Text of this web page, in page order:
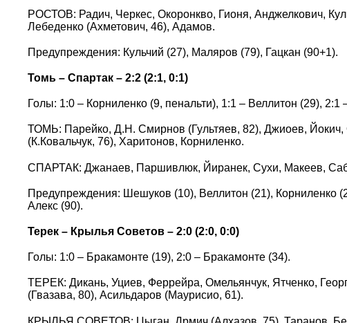
РОСТОВ: Радич, Черкес, Окоронкво, Гионя, Анджелкович,
Лебеденко (Ахметович, 46), Адамов.
Предупреждения: Кульчий (27), Маляров (79), Гацкан (90+1).
Томь – Спартак – 2:2 (2:1, 0:1)
Голы: 1:0 – Корниленко (9, пенальти), 1:1 – Веллитон (29),
ТОМЬ: Парейко, Д.Н. Смирнов (Гультяев, 82), Джиоев, Йокич,
(К.Ковальчук, 76), Харитонов, Корниленко.
СПАРТАК: Джанаев, Паршивлюк, Йиранек, Сухи, Макеев,
Предупреждения: Шешуков (10), Веллитон (21), Корниленко
Алекс (90).
Терек – Крылья Советов – 2:0 (2:0, 0:0)
Голы: 1:0 – Бракамонте (19), 2:0 – Бракамонте (34).
ТЕРЕК: Дикань, Уциев, Феррейра, Омельянчук, Ятченко,
(Гвазава, 80), Асильдаров (Маурисио, 61).